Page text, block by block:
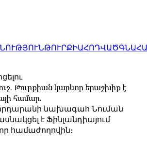
ԹՈՒՐՔԻԱՀՈԴՎԱԾ
Թուրքիան կարևոր երաշխիք է
համար.
նախագահ Նուման
է Ֆինլանդիայում
համաժողովին։